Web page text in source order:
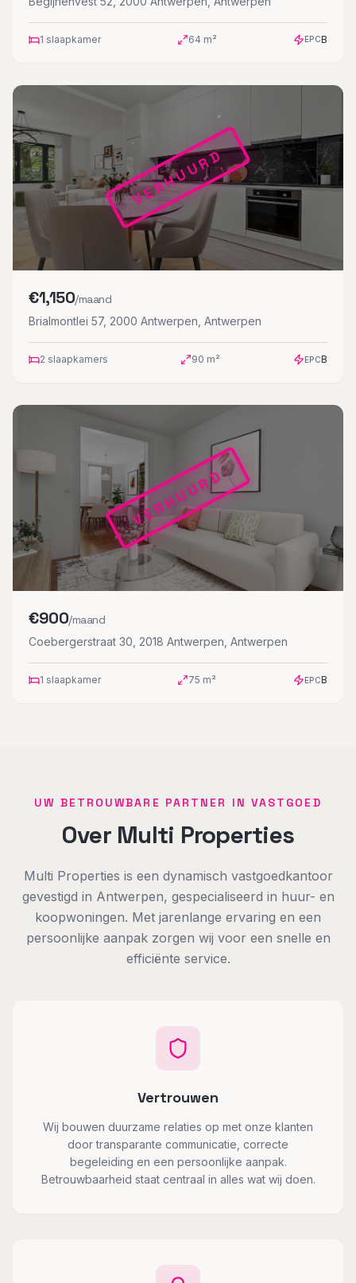
1 slaapkamer 64 m² EPCB
VERHUURD
€1,150/maand
Brialmontlei 57, 2000 Antwerpen Antwerpen
2 slaapkamers 90 m² EPCB
VERHUURD
€900/maand
Coebergerstraat 30, 2018 Antwerpen Antwerpen
1 slaapkamer 75 m² EPCB
UW BETROUWBARE PARTNER IN VASTGOED
Over Multi Properties
Multi Properties is een dynamisch vastgoedkantoor
gevestigd in Antwerpen, gespecialiseerd in huur- en
koopwoningen. Met jarenlange ervaring en een
persoonlijke aanpak zorgen wij voor een snelle en
efficiënte service.
Vertrouwen
Wij bouwen duurzame relaties op met onze klanten
door transparante communicatie, correcte
begeleiding en een persoonlijke aanpak.
Betrouwbaarheid staat centraal in alles wat wij doen.